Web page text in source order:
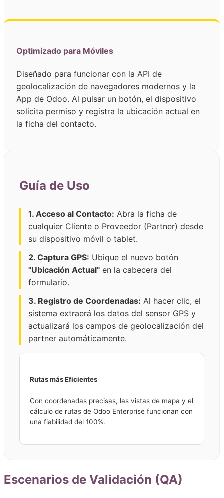
Optimizado para Móviles
Diseñado para funcionar con la API de
geolocalización de navegadores modernos y la
App de Odoo. Al pulsar un botón, el dispositivo
solicita permiso y registra la ubicación actual en
la ficha del contacto.
Guía de Uso
1. Acceso al Contacto: Abra la ficha de
cualquier Cliente o Proveedor (Partner) desde
su dispositivo móvil o tablet.
2. Captura GPS: Ubique el nuevo botón
"Ubicación Actual" en la cabecera del
formulario.
3. Registro de Coordenadas: Al hacer clic, el
sistema extraerá los datos del sensor GPS y
actualizará los campos de geolocalización del
partner automáticamente.
Rutas más Eficientes
Con coordenadas precisas, las vistas de mapa y el
cálculo de rutas de Odoo Enterprise funcionan con
una fiabilidad del 100%.
Escenarios de Validación (QA)